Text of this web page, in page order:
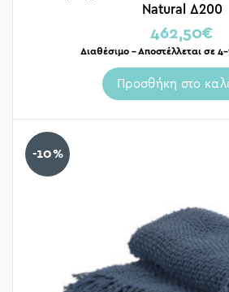
Natural Δ200
462,50€
Διαθέσιμο – Αποστέλλεται σε
Προσθήκη στο
-10%